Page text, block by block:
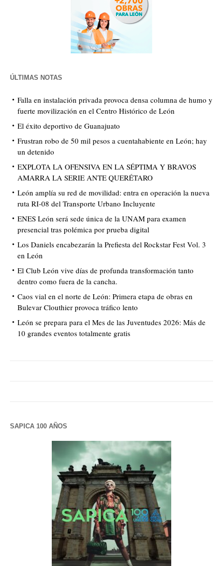
ÚLTIMAS NOTAS
Falla en instalación privada provoca densa columna de humo y
fuerte movilización en el Centro Histórico de León
El éxito deportivo de Guanajuato
Frustran robo de 50 mil pesos a cuentahabiente en León; hay
un detenido
EXPLOTA LA OFENSIVA EN LA SÉPTIMA Y BRAVOS
AMARRA LA SERIE ANTE QUERÉTARO
León amplía su red de movilidad: entra en operación la nueva
ruta RI-08 del Transporte Urbano Incluyente
ENES León será sede única de la UNAM para examen
presencial tras polémica por prueba digital
Los Daniels encabezarán la Prefiesta del Rockstar Fest Vol. 3
en León
El Club León vive días de profunda transformación tanto
dentro como fuera de la cancha.
Caos vial en el norte de León: Primera etapa de obras en
Bulevar Clouthier provoca tráfico lento
León se prepara para el Mes de las Juventudes 2026: Más de
10 grandes eventos totalmente gratis
SAPICA 100 AÑOS